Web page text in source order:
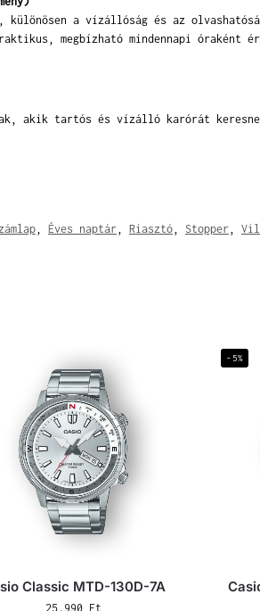
a vízállóság és az
megbízható mindennapi óraként
akik tartós és vízálló karórát
, Éves naptár, Riasztó, Stopper,
Classic MTD-130D-7A
25.990 Ft
-5%